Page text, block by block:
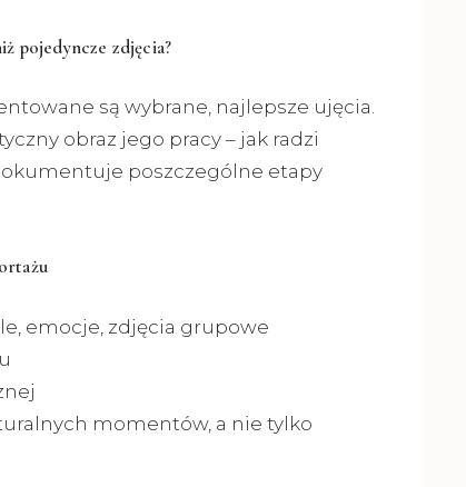
pojedyncze zdjęcia?
są wybrane, najlepsze ujęcia.
obraz jego pracy – jak radzi
poszczególne etapy
emocje, zdjęcia grupowe
momentów, a nie tylko